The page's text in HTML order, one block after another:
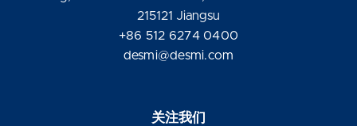
215121 Jiangsu
+86 512 6274 0400
desmi@desmi.com
关注我们